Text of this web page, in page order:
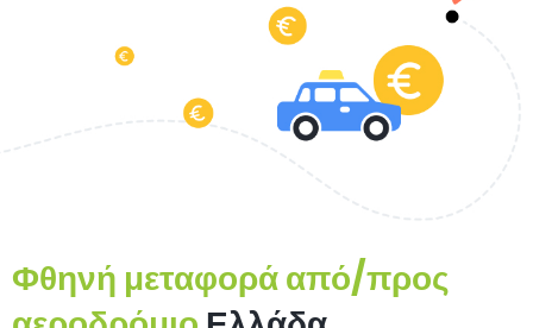
Φθηνή μεταφορά από/προς